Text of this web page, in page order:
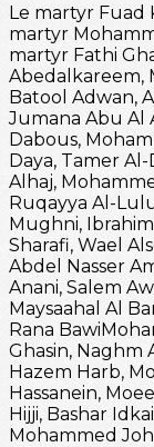
Le martyr Fuad
martyr
martyr Fathi
Abedalkareem,
Batool Adwan,
Jumana Abu Al
Dabous,
Daya, Tamer
Alhaj,
Ruqayya Al-
Mughni,
Sharafi, Wael
Abdel Nasser
Anani, Salem
Maysaahal Al
Rana
Ghasin, Naghm
Hazem Harb,
Hassanein,
Hijji, Bashar
Mohammed